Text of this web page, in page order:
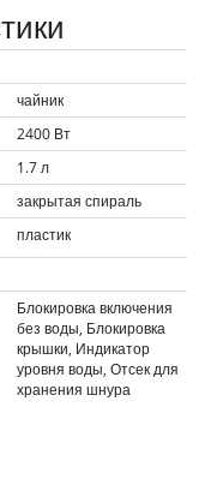
чайник
2400 Вт
1.7л
закрытая спираль
пластик
Блокировка включения
без воды, Блокировка
крышки, Индикатор
уровня воды, Отсек для
хранения шнура